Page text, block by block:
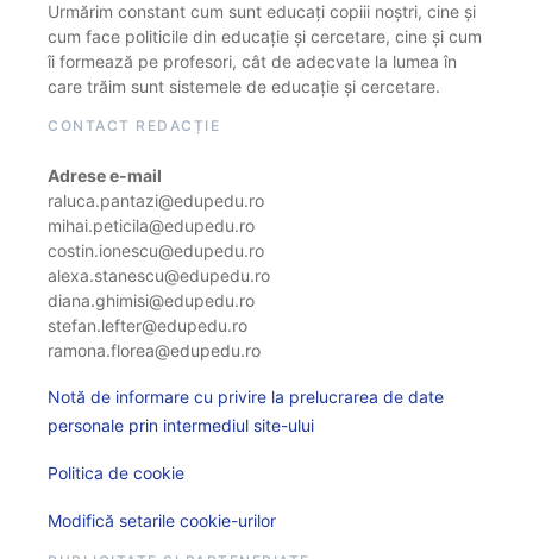
Urmărim constant cum sunt educați copiii noștri, cine și
cum face politicile din educație și cercetare, cine și cum
îi formează pe profesori, cât de adecvate la lumea în
care trăim sunt sistemele de educație și cercetare.
CONTACT REDACȚIE
Adrese e-mail
raluca.pantazi@edupedu.ro
mihai.peticila@edupedu.ro
costin.ionescu@edupedu.ro
alexa.stanescu@edupedu.ro
diana.ghimisi@edupedu.ro
stefan.lefter@edupedu.ro
ramona.florea@edupedu.ro
Notă de informare cu privire la prelucrarea de date
personale prin intermediul site-ului
Politica de cookie
Modifică setarile cookie-urilor